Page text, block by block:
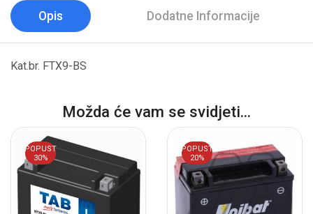
Opis Dodatne Informacije
Kat.br. FTX9-BS
Možda će vam se svidjeti...
POPUST
30%
POPUST
20%